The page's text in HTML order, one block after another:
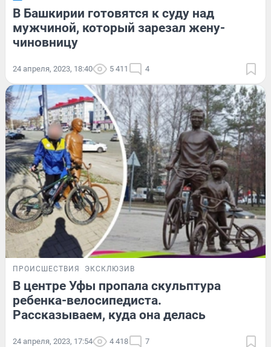
В Башкирии готовятся к суду над
мужчиной, который зарезал жену-
чиновницу
24 апреля, 2023, 18:40 5 411 4
ПРОИСШЕСТВИЯ ЭКСКЛЮЗИВ
В центре Уфы пропала скульптура
ребенка-велосипедиста.
Рассказываем, куда она делась
24 апреля, 2023, 17:54 4 418 7